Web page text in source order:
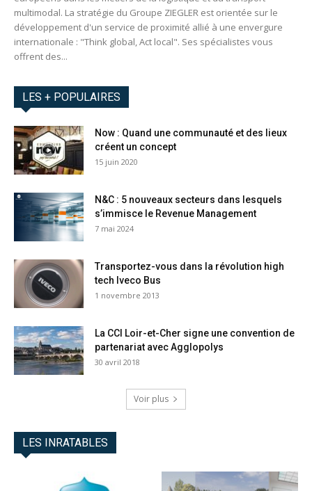
multimodal. La stratégie du Groupe ZIEGLER est orientée sur le
développement d'un service de proximité allié à une envergure
internationale : "Think global, Act local". Ses spécialistes vous
offrent des...
LES + POPULAIRES
Now : Quand une communauté et des lieux
créent un concept
15 juin 2020
N&C : 5 nouveaux secteurs dans lesquels
s’immisce le Revenue Management
7 mai 2024
Transportez-vous dans la révolution high
tech Iveco Bus
1 novembre 2013
La CCI Loir-et-Cher signe une convention de
partenariat avec Agglopolys
30 avril 2018
Voir plus
LES INRATABLES